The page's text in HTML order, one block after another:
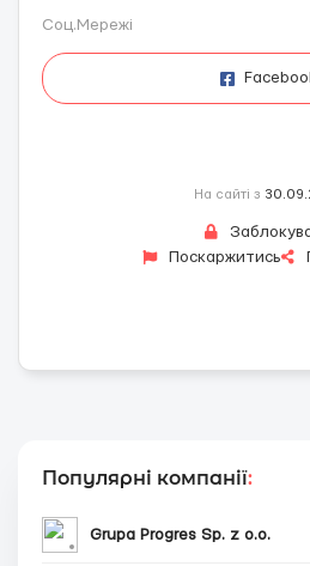
Соц.Мережі
На сайті з
Поскаржитись
Популярні компанії:
Grupa Progres Sp. z o.o.